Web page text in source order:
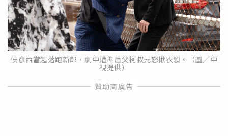
侯彥西當起落跑新郎，劇中遭準岳父柯叔元怒揪衣領。（圖／中
視提供）